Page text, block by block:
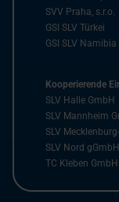
SVV Praha, s.r.o.
GSI SLV Türkei
GSI SLV Namibia
Kooperierende
SLV Halle GmbH
SLV Mannheim
SLV
SLV Nord gGmbH
TC Kleben GmbH